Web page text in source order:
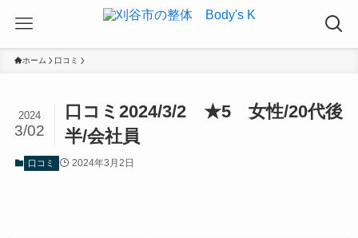
ホーム 口コミ
口コミ2024/3/2 ★5 女性/20代後
半/会社員
2024
3/02
口コミ 2024年3月2日